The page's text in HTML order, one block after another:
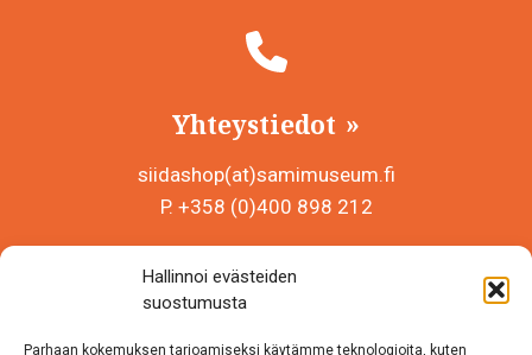
Hallinnoi evästeiden
suostumusta
Parhaan kokemuksen tarjoamiseksi käytämme teknologioita, kuten
Yhteystiedot
siidashop(at)samimuseum.fi
P. +358 (0)400 898 212
Y-tunnus 0625907-2